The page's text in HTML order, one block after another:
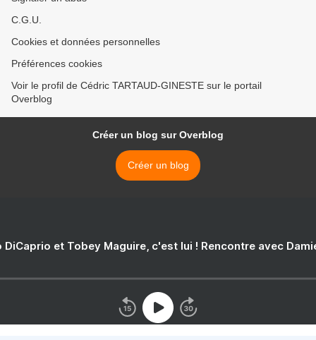
C.G.U.
Cookies et données personnelles
Préférences cookies
Voir le profil de Cédric TARTAUD-GINESTE sur le portail
Overblog
Créer un blog sur Overblog
Créer un blog
DiCaprio et Tobey Maguire, c'est lui ! Rencontre avec